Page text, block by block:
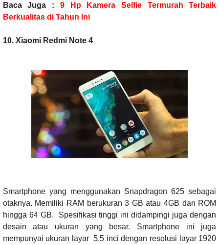
Baca Juga : 9 Hp Kamera Selfie Termurah Terbaik
Berkualitas di Tahun Ini
10. Xiaomi Redmi Note 4
Smartphone yang menggunakan Snapdragon 625 sebagai
otaknya. Memiliki RAM berukuran 3 GB atau 4GB dan ROM
hingga 64 GB.
Spesifikasi tinggi ini didampingi juga dengan
desain atau ukuran yang besar. Smartphone ini juga
mempunyai ukuran layar 5,5 inci dengan resolusi layar 1920